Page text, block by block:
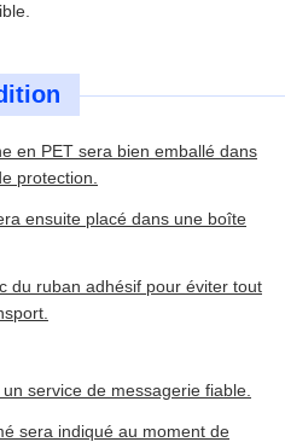
en PET sera bien emballé dans
protection.
ensuite placé dans une boîte
du ruban adhésif pour éviter tout
service de messagerie fiable.
sera indiqué au moment de